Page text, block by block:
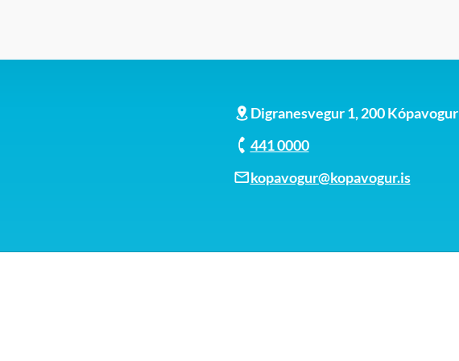
Digranesvegur 1, 200 Kópavogur
441 0000
kopavogur@kopavogur.is